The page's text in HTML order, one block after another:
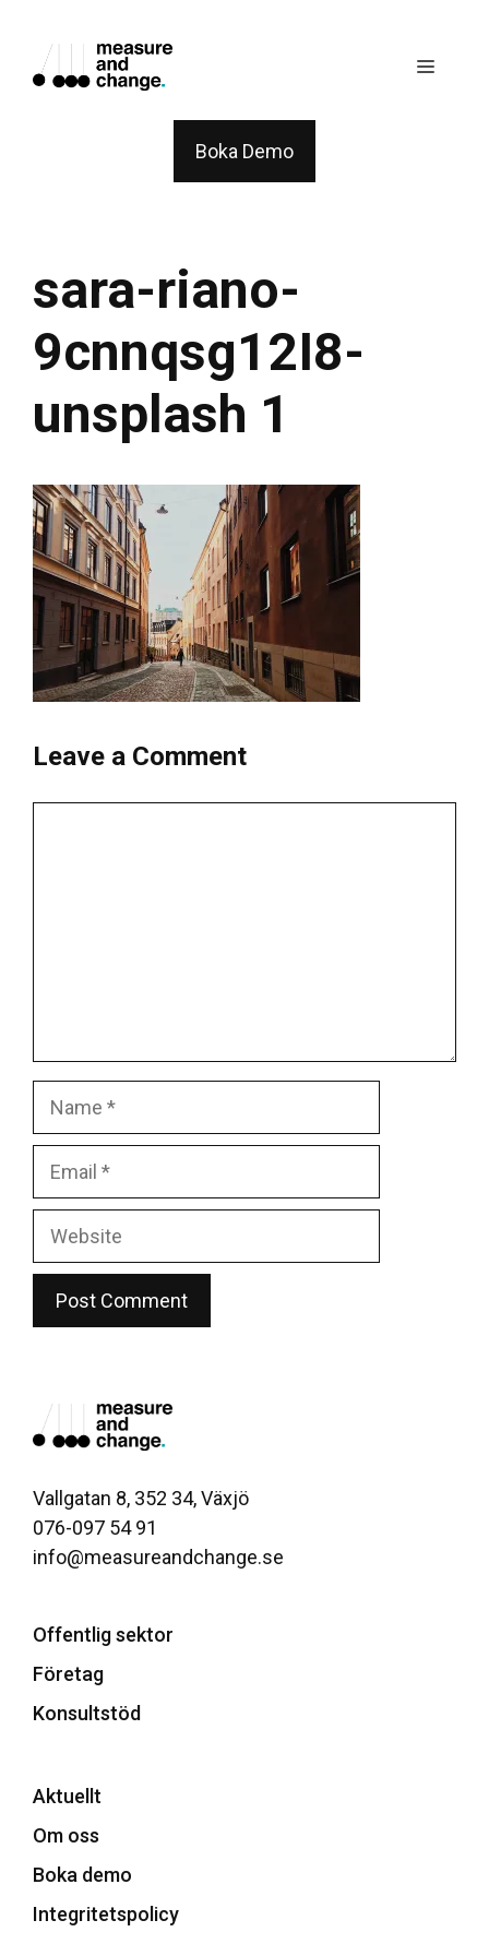
content
Menu
Boka Demo
sara-riano-
9cnnqsg12I8-
unsplash 1
Leave a Comment
Website
Vallgatan 8, 352 34, Växjö
076-097 54 91
info@measureandchange.se
Offentlig sektor
Företag
Konsultstöd
Aktuellt
Om oss
Boka demo
Integritetspolicy